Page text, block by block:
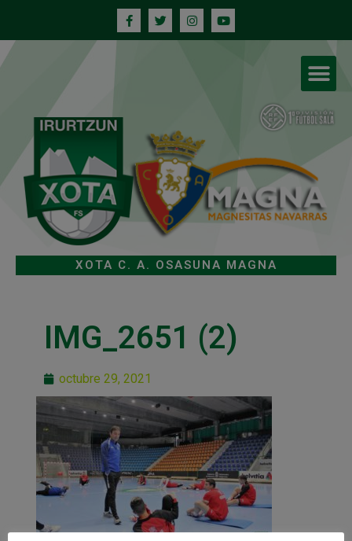
XOTA C. A. OSASUNA MAGNA
IMG_2651 (2)
octubre 29, 2021